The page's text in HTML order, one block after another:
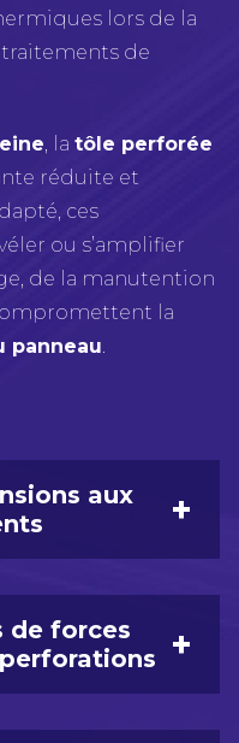
lors de la
de
, la tôle perforée
réduite et
ces
ou s’amplifier
de la manutention
la
panneau.
aux
+
de forces
+